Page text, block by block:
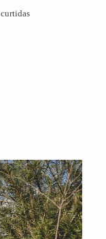
curtidas